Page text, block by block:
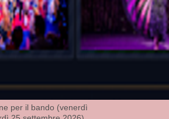
per il bando (venerdì